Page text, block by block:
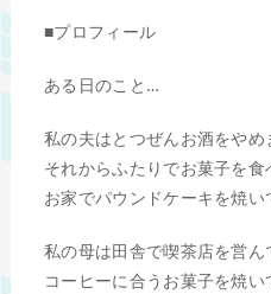
■プロフィール
ある日のこと…
私の夫はとつぜんお酒をやめ
それからふたりでお菓子を食
お家でパウンドケーキを焼い
私の母は田舎で喫茶店を営ん
コーヒーに合うお菓子を焼い